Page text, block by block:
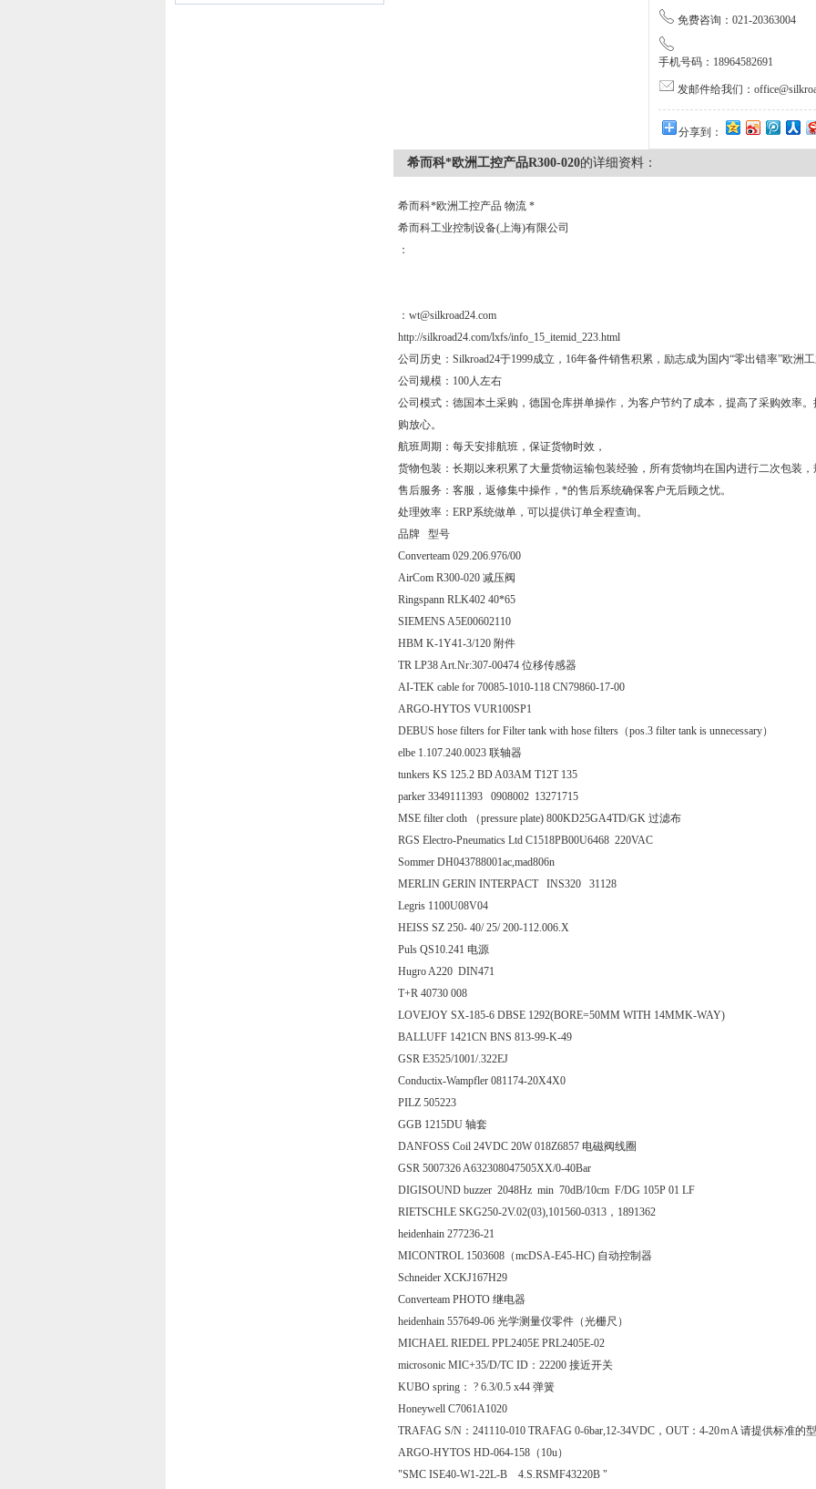
免费咨询：021-20363004
手机号码：18964582691
发邮件给我们：
分享到：
希而科*欧洲工控产品R300-020的详细资料：
希而科*欧洲工控产品 物流 *
希而科工业控制设备(上海)有限公司
：
：wt@silkroad24.com
http://silkroad24.com/lxfs/info_15_itemid_223.html
公司历史：Silkroad24于1999成立，16年备件销售积累，励志成为国内“零出错率”欧洲
公司规模：100人左右
公司模式：德国本土采购，德国仓库拼单操作，为客户节约了成本，提高了采购效率
购放心。
航班周期：每天安排航班，保证货物时效，
货物包装：长期以来积累了大量货物运输包装经验，所有货物均在国内进行二次包装
售后服务：客服，返修集中操作，*的售后系统确保客户无后顾之忧。
处理效率：ERP系统做单，可以提供订单全程查询。
品牌 型号
Converteam 029.206.976/00
AirCom R300-020 减压阀
Ringspann RLK402 40*65
SIEMENS A5E00602110
HBM K-1Y41-3/120 附件
TR LP38 Art.Nr:307-00474 位移传感器
AI-TEK cable for 70085-1010-118 CN79860-17-00
ARGO-HYTOS VUR100SP1
DEBUS hose filters for Filter tank with hose filters（pos.3 filter tank is unnecessary）
elbe 1.107.240.0023 联轴器
tunkers KS 125.2 BD A03AM T12T 135
parker 3349111393 0908002 13271715
MSE filter cloth （pressure plate) 800KD25GA4TD/GK 过滤布
RGS Electro-Pneumatics Ltd C1518PB00U6468 220VAC
Sommer DH043788001ac,mad806n
MERLIN GERIN INTERPACT INS320 31128
Legris 1100U08V04
HEISS SZ 250- 40/ 25/ 200-112.006.X
Puls QS10.241 电源
Hugro A220 DIN471
T+R 40730 008
LOVEJOY SX-185-6 DBSE 1292(BORE=50MM WITH 14MMK-WAY)
BALLUFF 1421CN BNS 813-99-K-49
GSR E3525/1001/.322EJ
Conductix-Wampfler 081174-20X4X0
PILZ 505223
GGB 1215DU 轴套
DANFOSS Coil 24VDC 20W 018Z6857 电磁阀线圈
GSR 5007326 A632308047505XX/0-40Bar
DIGISOUND buzzer 2048Hz min 70dB/10cm F/DG 105P 01 LF
RIETSCHLE SKG250-2V.02(03),101560-0313，1891362
heidenhain 277236-21
MICONTROL 1503608（mcDSA-E45-HC) 自动控制器
Schneider XCKJ167H29
Converteam PHOTO 继电器
heidenhain 557649-06 光学测量仪零件（光栅尺）
MICHAEL RIEDEL PPL2405E PRL2405E-02
microsonic MIC+35/D/TC ID：22200 接近开关
KUBO spring： ? 6.3/0.5 x44 弹簧
Honeywell C7061A1020
TRAFAG S/N：241110-010 TRAFAG 0-6bar,12-34VDC，OUT：4-20ｍA 请提供标准的
ARGO-HYTOS HD-064-158（10u）
"SMC ISE40-W1-22L-B 4.S.RSMF43220B "